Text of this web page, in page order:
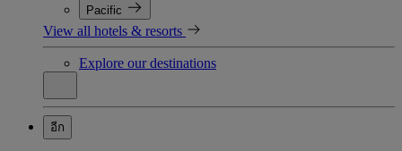
Pacific
View all hotels & resorts
Explore our destinations
อีก